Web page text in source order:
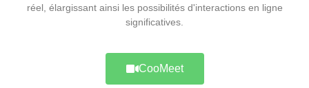
réel, élargissant ainsi les possibilités d'interactions en ligne
significatives.
CooMeet